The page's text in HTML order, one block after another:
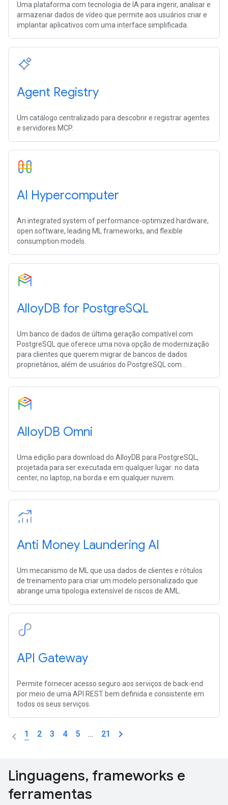
Uma plataforma com tecnologia de IA para ingerir, analisar e
armazenar dados de vídeo que permite aos usuários criar e
implantar aplicativos com uma interface simplificada.
Agent Registry
Um catálogo centralizado para descobrir e registrar agentes
e servidores MCP.
AI Hypercomputer
An integrated system of performance-optimized hardware,
open software, leading ML frameworks, and flexible
consumption models.
AlloyDB for PostgreSQL
Um banco de dados de última geração compatível com
PostgreSQL que oferece uma nova opção de modernização
para clientes que querem migrar de bancos de dados
proprietários, além de usuários do PostgreSQL com
AlloyDB Omni
Uma edição para download do AlloyDB para PostgreSQL,
projetada para ser executada em qualquer lugar: no data
center, no laptop, na borda e em qualquer nuvem.
Anti Money Laundering AI
Um mecanismo de ML que usa dados de clientes e rótulos
de treinamento para criar um modelo personalizado que
abrange uma tipologia extensível de riscos de AML.
API Gateway
Permite fornecer acesso seguro aos serviços de back-end
por meio de uma API REST bem definida e consistente em
todos os seus serviços.
1 2 3 4 5 … 21
Linguagens, frameworks e
ferramentas